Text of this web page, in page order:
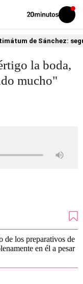
Volver
Iniciar
sesión
de Sánchez:
la boda,
mucho"
de los preparativos de
en él a pesar